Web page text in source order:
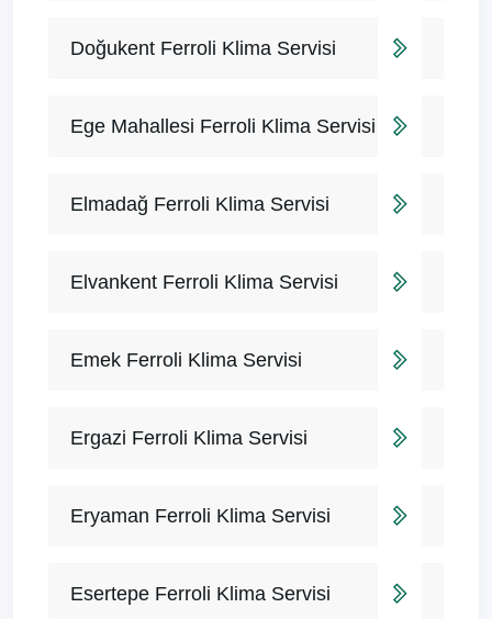
Doğukent Ferroli Klima Servisi
Ege Mahallesi Ferroli Klima Servisi
Elmadağ Ferroli Klima Servisi
Elvankent Ferroli Klima Servisi
Emek Ferroli Klima Servisi
Ergazi Ferroli Klima Servisi
Eryaman Ferroli Klima Servisi
Esertepe Ferroli Klima Servisi